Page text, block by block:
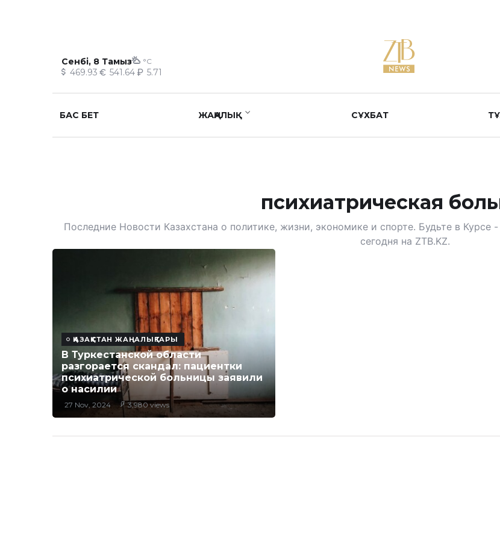
Сенбі, 8 Тамыз °C
469.93 541.64 5.71
БАС БЕТ ЖАҢАЛЫҚ СҰХБАТ
психиатрическая
Последние Новости Казахстана о политике, жизни, экономике и спорте. Будьте в
сегодня на ZTB.KZ.
ҚАЗАҚСТАН ЖАҢАЛЫҚТАРЫ
В Туркестанской области
разгорается скандал: пациентки
психиатрической больницы заявили
о насилии
27 Nov, 2024 3,980 views